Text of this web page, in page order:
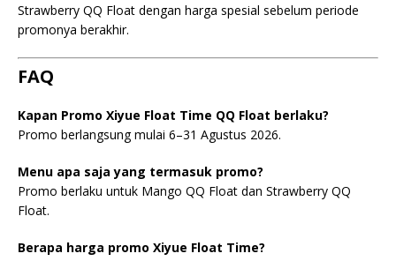
Strawberry QQ Float dengan harga spesial sebelum periode
promonya berakhir.
FAQ
Kapan Promo Xiyue Float Time QQ Float berlaku?
Promo berlangsung mulai 6–31 Agustus 2026.
Menu apa saja yang termasuk promo?
Promo berlaku untuk Mango QQ Float dan Strawberry QQ
Float.
Berapa harga promo Xiyue Float Time?